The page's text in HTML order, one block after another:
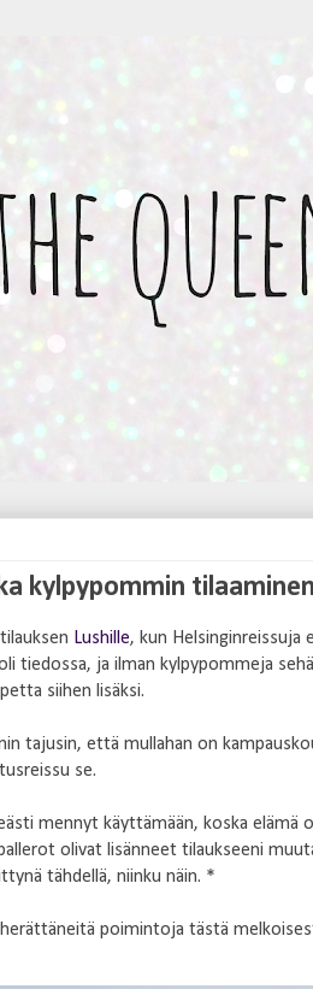
kylpypommin
Lushille, kun Helsinginreissuja
tiedossa, ja ilman kylpypommeja
siihen lisäksi.
tajusin, että mullahan on
se.
mennyt käyttämään, koska elämä
olivat lisänneet tilaukseeni
tähdellä, niinku näin. *
poimintoja tästä